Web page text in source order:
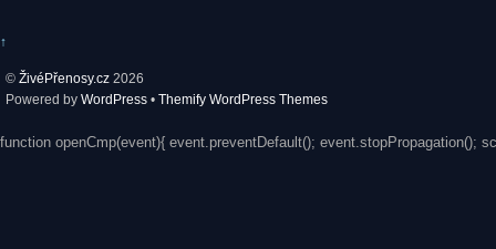
↑
© ŽivéPřenosy.cz 2026
Powered by WordPress • Themify WordPress Themes
function openCmp(event){ event.preventDefault(); event.stopPropagation();